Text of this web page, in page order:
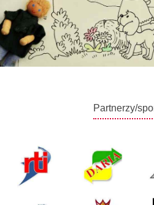
Partnerzy/